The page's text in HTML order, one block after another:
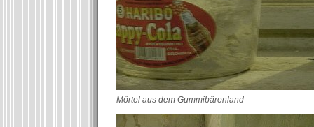
Mörtel aus dem Gummibärenland